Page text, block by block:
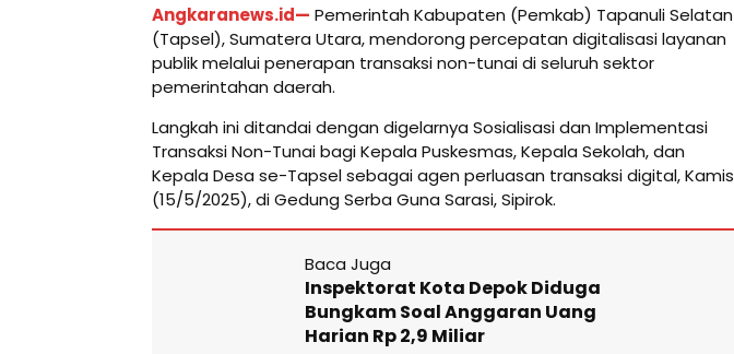
Angkaranews.id— Pemerintah Kabupaten (Pemkab) Tapanuli Selatan
(Tapsel), Sumatera Utara, mendorong percepatan digitalisasi layanan
publik melalui penerapan transaksi non-tunai di seluruh sektor
pemerintahan daerah.
Langkah ini ditandai dengan digelarnya Sosialisasi dan Implementasi
Transaksi Non-Tunai bagi Kepala Puskesmas, Kepala Sekolah, dan
Kepala Desa se-Tapsel sebagai agen perluasan transaksi digital, Kamis
(15/5/2025), di Gedung Serba Guna Sarasi, Sipirok.
Baca Juga
Inspektorat Kota Depok Diduga
Bungkam Soal Anggaran Uang
Harian Rp 2,9 Miliar